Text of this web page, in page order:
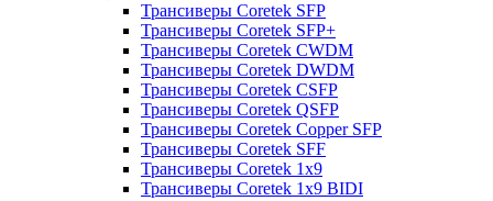
Трансиверы Coretek SFP
Трансиверы Coretek SFP+
Трансиверы Coretek CWDM
Трансиверы Coretek DWDM
Трансиверы Coretek CSFP
Трансиверы Coretek QSFP
Трансиверы Coretek Copper SFP
Трансиверы Coretek SFF
Трансиверы Coretek 1x9
Трансиверы Coretek 1x9 BIDI